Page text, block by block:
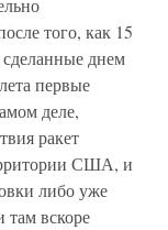
того, как 15
днем
первые
деле,
ракет
США, и
либо уже
вскоре